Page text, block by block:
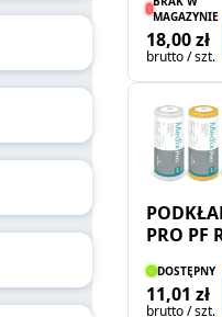
MAGAZYNIE
18,00 zł
brutto / szt.
PRO PF
DOSTĘPNY
11,01 zł
brutto / szt.